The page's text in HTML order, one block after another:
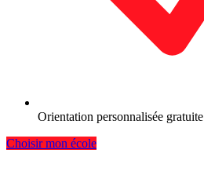
Orientation personnalisée gratuite
Choisir mon école